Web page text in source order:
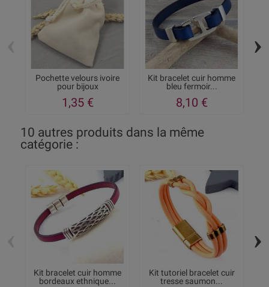
Pochette velours ivoire
pour bijoux
1,35 €
Kit bracelet cuir homme
bleu fermoir...
8,10 €
›
10 autres produits dans la même
catégorie :
Kit bracelet cuir homme
bordeaux ethnique...
Kit tutoriel bracelet cuir
tresse saumon...
›